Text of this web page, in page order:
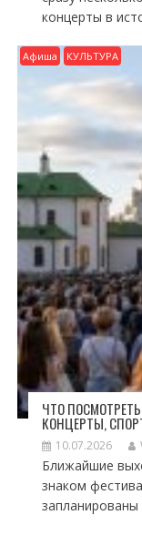
концерты в
Афиша КУЛЬТУРА
ЧТО
КОНЦЕРТЫ,
10.07.2026
Ближайшие
знаком
запланированы